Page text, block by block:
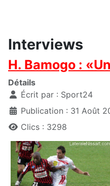
Interviews
H. Bamogo :
Détails
Écrit par : Sport24
Publication : 31 Août
Clics : 3298